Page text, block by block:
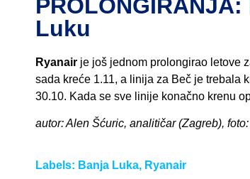
Luku
Ryanair je još jednom prolongirao letove
sada kreće 1.11, a linija za Beč je trebala
30.10. Kada se sve linije konačno krenu
autor: Alen Šćuric, analitičar (Zagreb),
Labels: Banja Luka, Ryanair